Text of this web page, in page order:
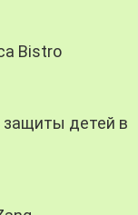
Bistro
защиты детей в